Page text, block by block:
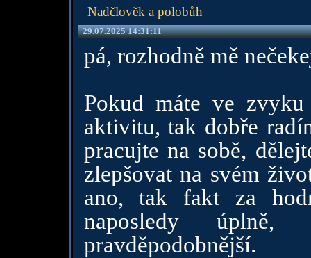
Nadčlověk a polobůh
29.07.2025 14:31:11
pá, rozhodně mě
Pokud máte ve
aktivitu, tak dobře
pracujte na sobě,
zlepšovat na svém
ano, tak fakt za
naposledy
pravděpodobnější.